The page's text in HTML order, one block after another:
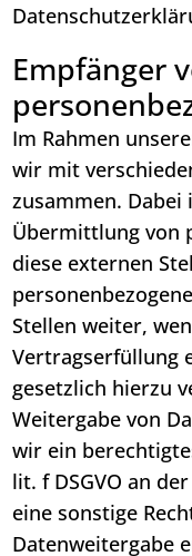
Empfänger
Im Rahmen
wir mit
zusammen.
Übermittlung von
diese externen
Stellen weiter,
Vertragserfüllung
gesetzlich hierzu
Weitergabe von
wir ein
lit. f DSGVO an
eine sonstige
Datenweitergabe